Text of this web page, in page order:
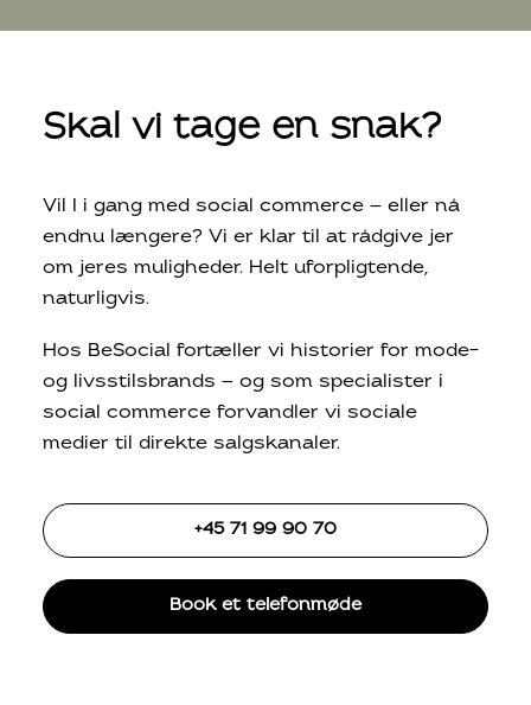
Skal vi tage en snak?
Vil I i gang med social commerce — eller nå
endnu længere? Vi er klar til at rådgive jer
om jeres muligheder. Helt uforpligtende,
naturligvis.
Hos BeSocial fortæller vi historier for mode-
og livsstilsbrands — og som specialister i
social commerce forvandler vi sociale
medier til direkte salgskanaler.
+45 71 99 90 70
Book et telefonmøde